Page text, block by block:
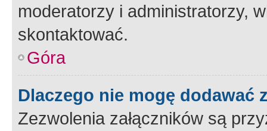
moderatorzy i administratorzy,
skontaktować.
Góra
Dlaczego nie mogę dodawać
Zezwolenia załączników są